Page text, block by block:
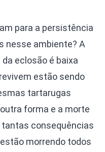
para a persistência
nesse ambiente? A
eclosão é baixa
estão sendo
tartarugas
forma e a morte
consequências
morrendo todos